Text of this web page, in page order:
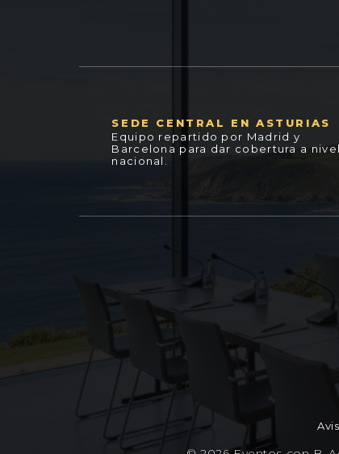
SEDE CENTRAL EN ASTURIAS
Equipo repartido por Madrid y
Barcelona para dar cobertura a nivel
nacional.